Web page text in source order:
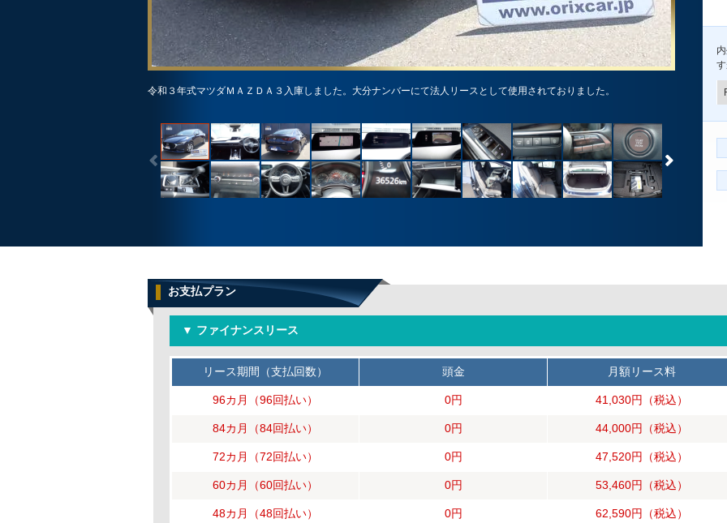
令和３年式マツダＭＡＺＤＡ３入庫しました。大分ナンバーにて法人リースとして使用されておりました。
お支払プラン
▼ ファイナンスリース
リース期間（支払回数） 頭金 月額リース料
96カ月（96回払い） 0円 41,030円 （税込）
84カ月（84回払い） 0円 44,000円 （税込）
72カ月（72回払い） 0円 47,520円 （税込）
60カ月（60回払い） 0円 53,460円 （税込）
48カ月（48回払い） 0円 62,590円 （税込）